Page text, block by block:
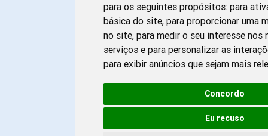
para os seguintes propósitos:para
básica do site,para proporcionar uma
no site,para medir o seu interesse
serviços e para personalizar as
para exibir anúncios que sejam mais
Concordo
Eu recuso